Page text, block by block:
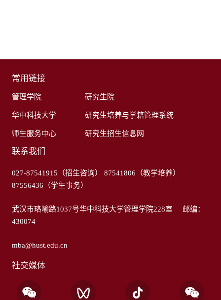
常用链接
管理学院 研究生院
华中科技大学 研究生培养与学籍管理系统
师生服务中心 研究生招生信息网
联系我们
027-87541915（招生咨询） 87541806（教学培养）
87556436（学生事务）
武汉市珞喻路1037号华中科技大学管理学院228室 邮编：
430074
mba@hust.edu.cn
社交媒体